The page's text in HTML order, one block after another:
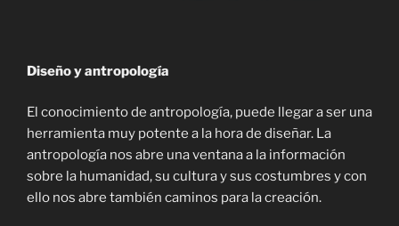
Diseño y antropología
El conocimiento de antropología, puede llegar a ser una
herramienta muy potente a la hora de diseñar. La
antropología nos abre una ventana a la información
sobre la humanidad, su cultura y sus costumbres y con
ello nos abre también caminos para la creación.